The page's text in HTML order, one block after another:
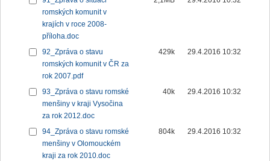
romských komunit v
krajích v roce 2008-
příloha.doc
92_Zpráva o stavu
romských komunit v ČR za
rok 2007.pdf
429k 29.4.2016 10:32
93_Zpráva o stavu romské
menšiny v kraji Vysočina
za rok 2012.doc
40k 29.4.2016 10:32
94_Zpráva o stavu romské
menšiny v Olomouckém
kraji za rok 2010.doc
804k 29.4.2016 10:32